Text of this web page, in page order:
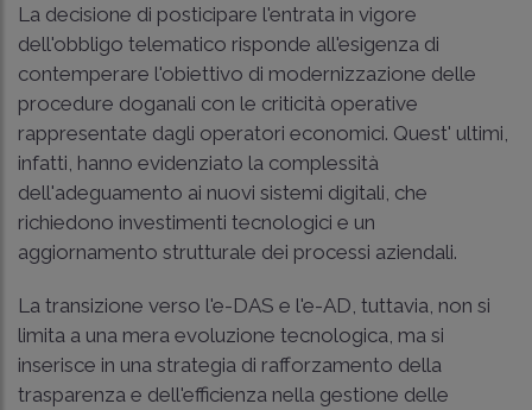
La decisione di posticipare l'entrata in vigore
dell'obbligo telematico risponde all'esigenza di
contemperare l'obiettivo di modernizzazione delle
procedure doganali con le criticità operative
rappresentate dagli operatori economici. Quest' ultimi,
infatti, hanno evidenziato la complessità
dell'adeguamento ai nuovi sistemi digitali, che
richiedono investimenti tecnologici e un
aggiornamento strutturale dei processi aziendali.
La transizione verso l'e-DAS e l'e-AD, tuttavia, non si
limita a una mera evoluzione tecnologica, ma si
inserisce in una strategia di rafforzamento della
trasparenza e dell'efficienza nella gestione delle